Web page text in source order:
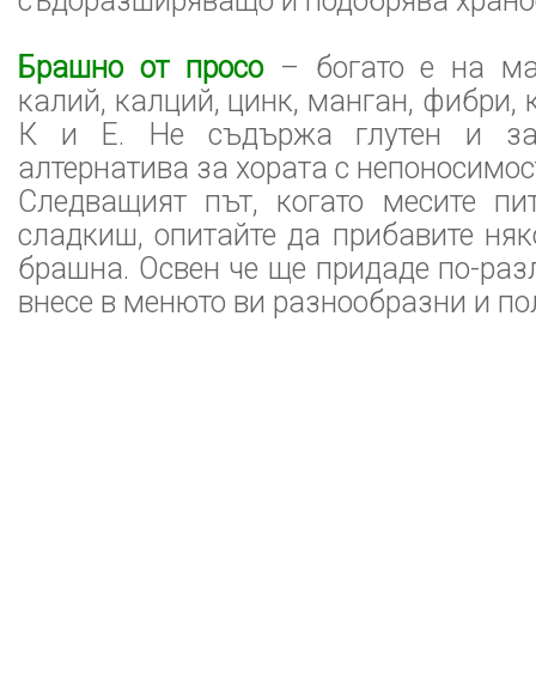
Брашно от просо– богато е на
калий, калций, цинк, манган, фибри,
К и Е. Не съдържа глутен и
алтернатива за хората с
Следващият път, когато месите
сладкиш, опитайте да прибавите
брашна. Освен че ще придаде по-
внесе в менюто ви разнообразни и